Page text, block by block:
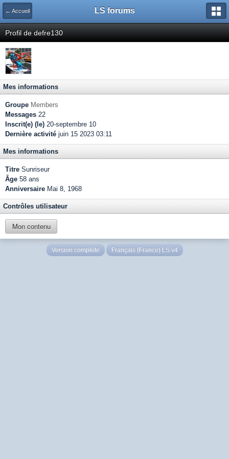
← Accueil LS forums
Profil de defre130
Mes informations
Groupe Members
Messages 22
Inscrit(e) (le) 20-septembre 10
Dernière activité juin 15 2023 03:11
Mes informations
Titre Sunriseur
Âge 58 ans
Anniversaire Mai 8, 1968
Contrôles utilisateur
Mon contenu
Version complète Français (France) LS v4